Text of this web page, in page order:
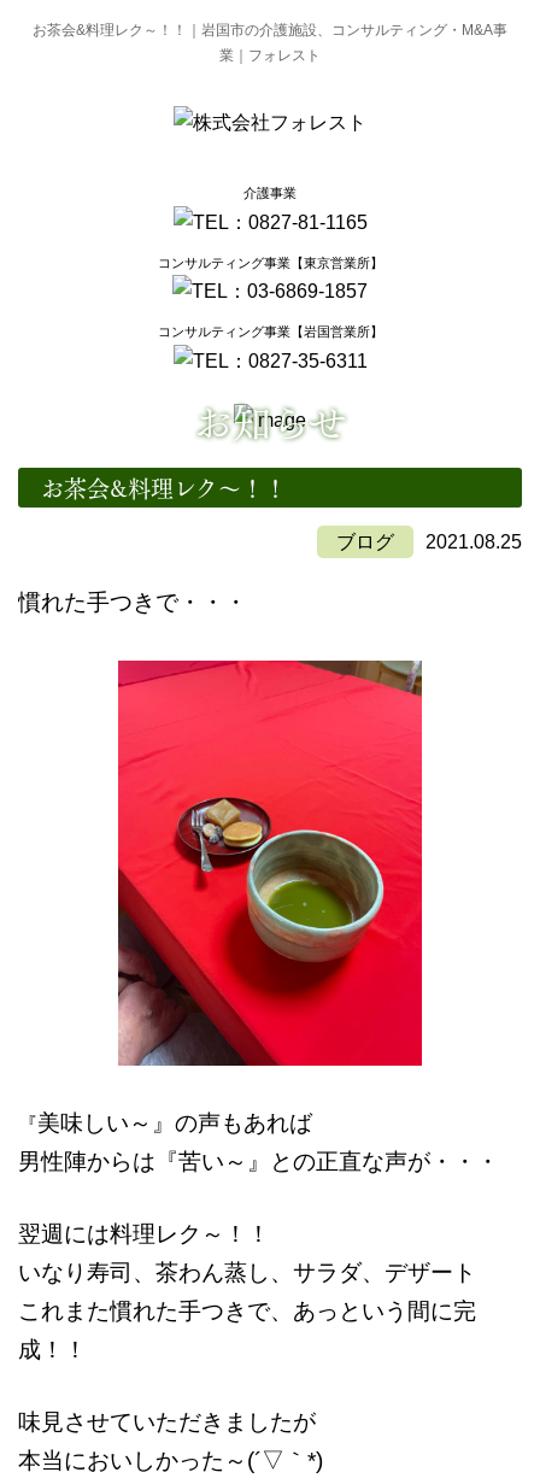
お茶会&料理レク～！！｜岩国市の介護施設、コンサルティング・M&A事
業｜フォレスト
介護事業
コンサルティング事業【東京営業所】
コンサルティング事業【岩国営業所】
お知らせ
お茶会&料理レク～！！
ブログ 2021.08.25
慣れた手つきで・・・
『美味しい～』の声もあれば
男性陣からは『苦い～』との正直な声が・・・
翌週には料理レク～！！
いなり寿司、茶わん蒸し、サラダ、デザート
これまた慣れた手つきで、あっという間に完
成！！
味見させていただきましたが
本当においしかった～(´▽｀*)